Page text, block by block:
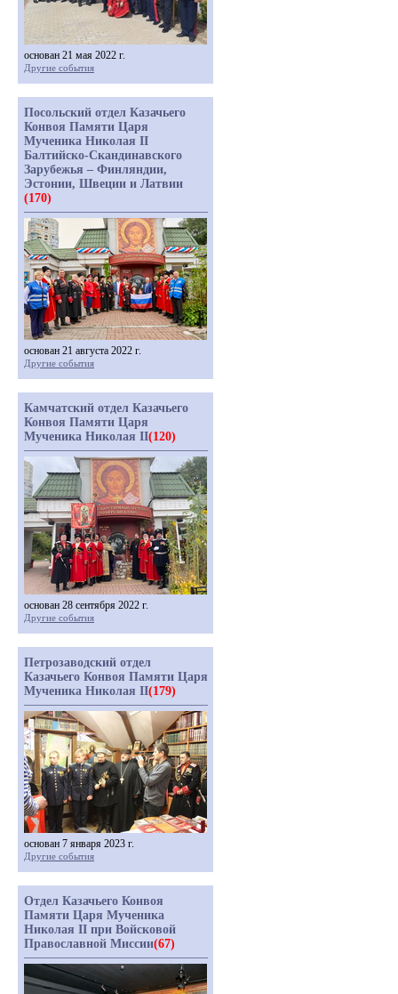
основан 21 мая 2022 г.
Другие события
Посольский отдел Казачьего
Конвоя Памяти Царя
Мученика Николая II
Балтийско-Скандинавского
Зарубежья – Финляндии,
Эстонии, Швеции и Латвии
(170)
основан 21 августа 2022 г.
Другие события
Камчатский отдел Казачьего
Конвоя Памяти Царя
Мученика Николая II(120)
основан 28 сентября 2022 г.
Другие события
Петрозаводский отдел
Казачьего Конвоя Памяти Царя
Мученика Николая II(179)
основан 7 января 2023 г.
Другие события
Отдел Казачьего Конвоя
Памяти Царя Мученика
Николая II при Войсковой
Православной Миссии(67)